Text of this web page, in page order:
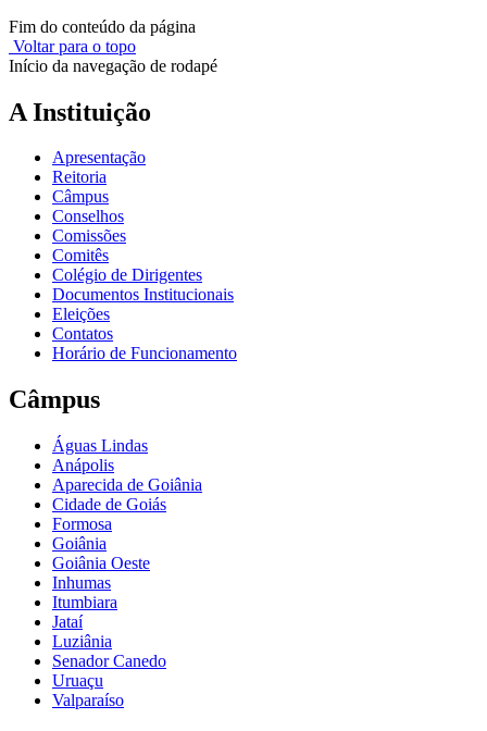
Fim do conteúdo da página
Voltar para o topo
Início da navegação de rodapé
A Instituição
Apresentação
Reitoria
Câmpus
Conselhos
Comissões
Comitês
Colégio de Dirigentes
Documentos Institucionais
Eleições
Contatos
Horário de Funcionamento
Câmpus
Águas Lindas
Anápolis
Aparecida de Goiânia
Cidade de Goiás
Formosa
Goiânia
Goiânia Oeste
Inhumas
Itumbiara
Jataí
Luziânia
Senador Canedo
Uruaçu
Valparaíso